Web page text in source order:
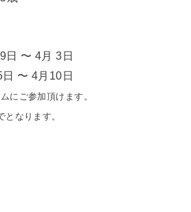
〜 4月 3日
〜 4月10日
にご参加頂けます。
なります。